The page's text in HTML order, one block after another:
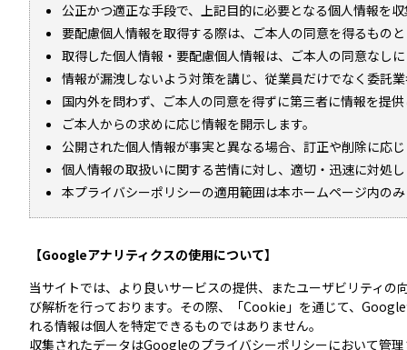
公正かつ適正な手段で、上記目的に必要となる個人情報を
要配慮個人情報を取得する際は、ご本人の同意を得るもの
取得した個人情報・要配慮個人情報は、ご本人の同意なし
情報が漏洩しないよう対策を講じ、従業員だけでなく委託
国内外を問わず、ご本人の同意を得ずに第三者に情報を提
ご本人からの求めに応じ情報を開示します。
公開された個人情報が事実と異なる場合、訂正や削除に応
個人情報の取扱いに関する苦情に対し、適切・迅速に対処
本プライバシーポリシーの適用範囲は本ホームページ内の
【Googleアナリティクスの使用について】
当サイトでは、より良いサービスの提供、またユーザビリティ
び解析を行っております。その際、「Cookie」を通じて、
れる情報は個人を特定できるものではありません。
収集されたデータはGoogleのプライバシーポリシーにおいて管